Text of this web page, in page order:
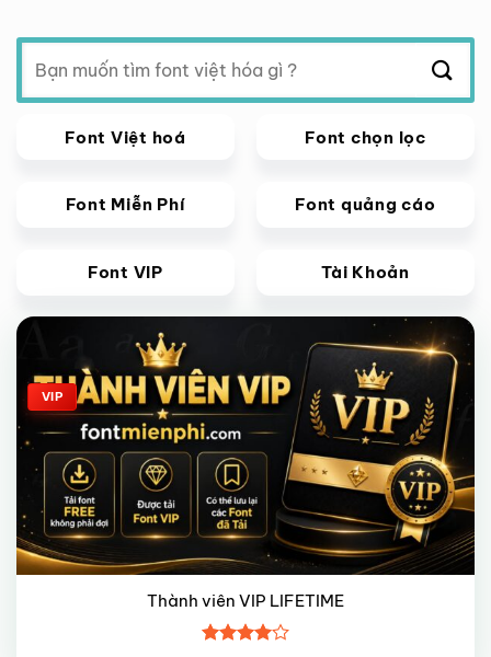
Tìm
kiếm:
Font Việt hoá Font chọn lọc
Font Miễn Phí Font quảng cáo
Font VIP Tài Khoản
Giảm giá!
VIP
Thành viên VIP LIFETIME